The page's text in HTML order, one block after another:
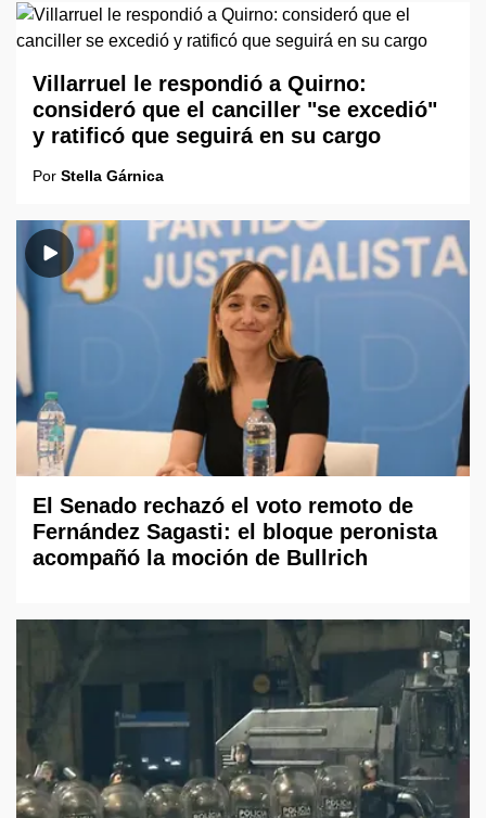
Villarruel le respondió a Quirno:
consideró que el canciller "se excedió"
y ratificó que seguirá en su cargo
Por Stella Gárnica
El Senado rechazó el voto remoto de
Fernández Sagasti: el bloque peronista
acompañó la moción de Bullrich